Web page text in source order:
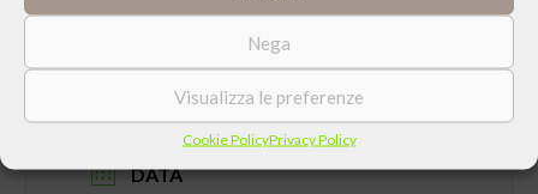
Nega
Visualizza le preferenze
Cookie PolicyPrivacy Policy
DATA